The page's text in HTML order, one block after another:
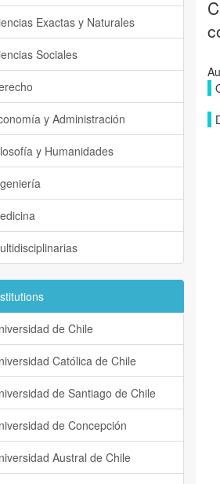
Exactas y Naturales
Sociales
y Administración
y Humanidades
de Chile
Católica de Chile
de Santiago de Chile
de Concepción
Austral de Chile